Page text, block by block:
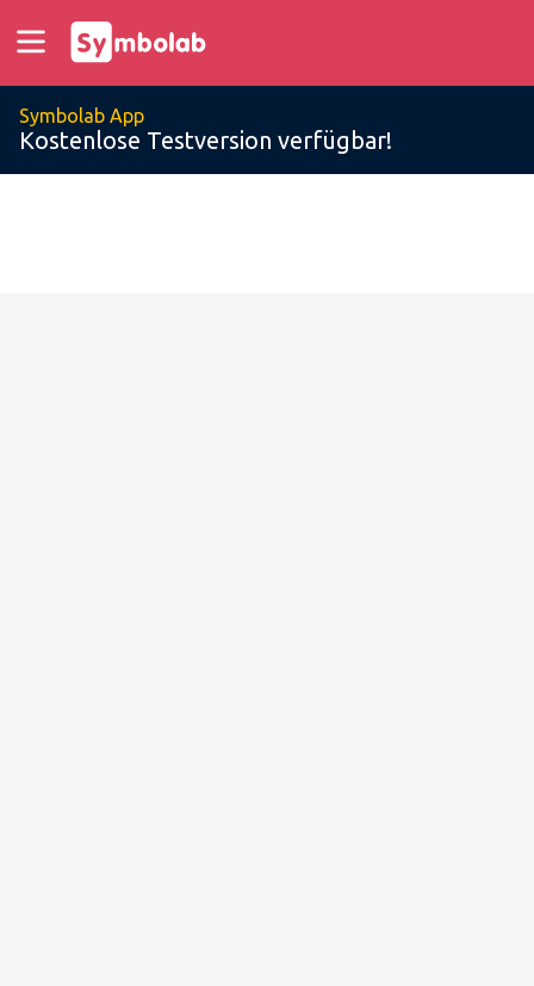
Symbolab App
Kostenlose Testversion verfügbar!